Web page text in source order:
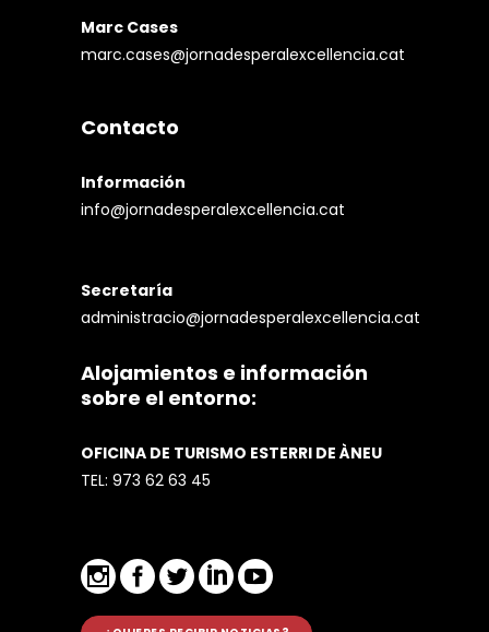
Marc Cases
marc.cases@jornadesperalexcellencia.cat
Contacto
Información
info@jornadesperalexcellencia.cat
Secretaría
administracio@jornadesperalexcellencia.cat
Alojamientos e información
sobre el entorno:
OFICINA DE TURISMO ESTERRI DE ÀNEU
TEL: 973 62 63 45